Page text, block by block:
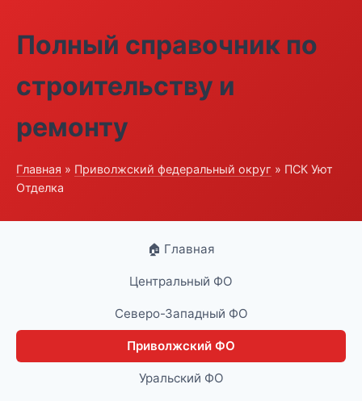
Полный справочник по
строительству и
ремонту
Главная » Приволжский федеральный округ » ПСК Уют
Отделка
🏠 Главная
Центральный ФО
Северо-Западный ФО
Приволжский ФО
Уральский ФО